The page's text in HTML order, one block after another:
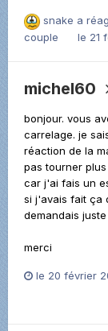
snake a
couple
le 21
michel60
bonjour. vous
carrelage. je
réaction de la
pas tourner
car j'ai fais un
si j'avais fait ça
demandais
merci
le 20 février